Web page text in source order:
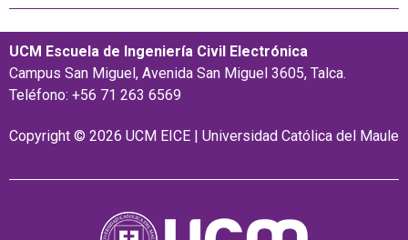
UCM Escuela de Ingeniería Civil Electrónica
Campus San Miguel, Avenida San Miguel 3605, Talca.
Teléfono: +56 71 263 6569
Copyright © 2026 UCM EICE | Universidad Católica del Maule